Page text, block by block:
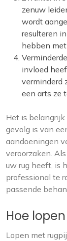
zenuw
wordt
resulteren
hebben
invloed
verminderd
een arts ze
Het is
gevolg is van
aandoeningen
veroorzaken.
uw rug heeft, is
professional te
passende
Hoe
Lopen met